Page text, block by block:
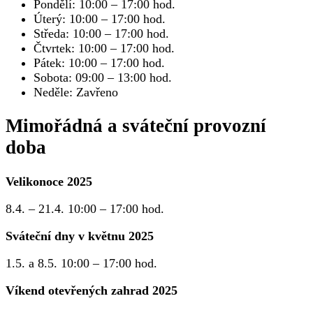
Pondělí: 10:00 – 17:00 hod.
Úterý: 10:00 – 17:00 hod.
Středa: 10:00 – 17:00 hod.
Čtvrtek: 10:00 – 17:00 hod.
Pátek: 10:00 – 17:00 hod.
Sobota: 09:00 – 13:00 hod.
Neděle: Zavřeno
Mimořádná a sváteční provozní
doba
Velikonoce 2025
8.4. – 21.4. 10:00 – 17:00 hod.
Sváteční dny v květnu 2025
1.5. a 8.5. 10:00 – 17:00 hod.
Víkend otevřených zahrad 2025